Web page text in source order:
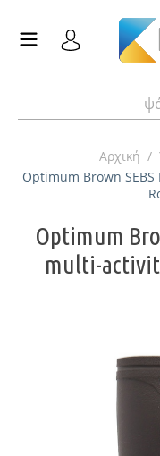
Αρχική /
Optimum Brown
Optimum
multi-